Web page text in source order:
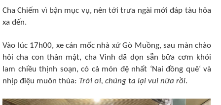
Cha Chiếm vì bận mục vụ, nên tới trưa ngài mới đáp tàu hỏa
xa đến.
Vào lúc 17h00, xe cán mốc nhà xứ Gò Muồng, sau màn chào
hỏi cha con thân mật, cha Vinh đã dọn sẵn bữa cơm khói
lam chiều thịnh soạn, có cả món đệ nhất ‘Nai đồng quê‘ và
nhịp điệu muôn thủa: Trời ơi, chúng ta lại vui nữa rồi.